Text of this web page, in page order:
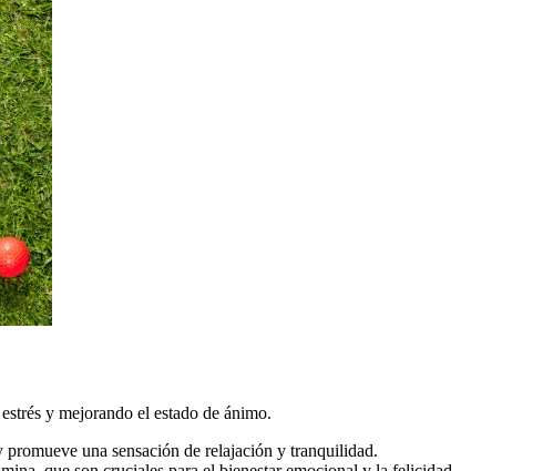
y mejorando el estado de ánimo.
una sensación de relajación y tranquilidad.